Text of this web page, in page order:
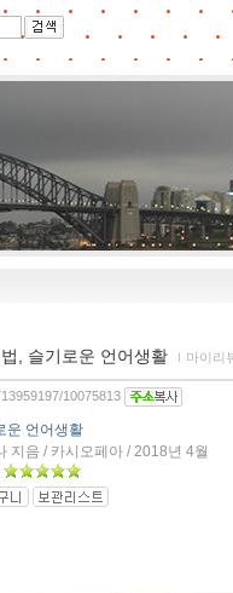
, 슬기로운 언어생활 ｌ 마이리
10075813
운 언어생활
지음 / 카시오페아 / 2018년 4월